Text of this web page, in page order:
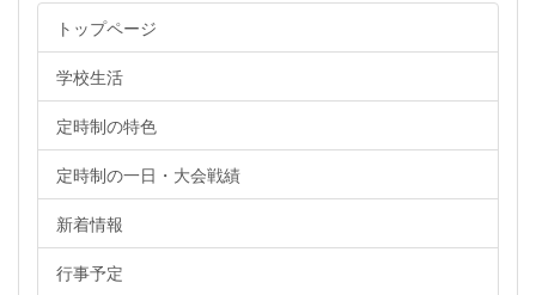
トップページ
学校生活
定時制の特色
定時制の一日・大会戦績
新着情報
行事予定